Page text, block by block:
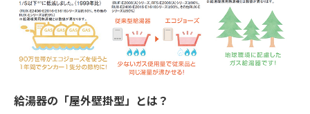
給湯器の「屋外壁掛型」とは？